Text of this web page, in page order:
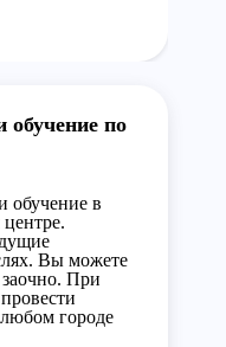
обучение по
обучение в
Вы можете
При
городе